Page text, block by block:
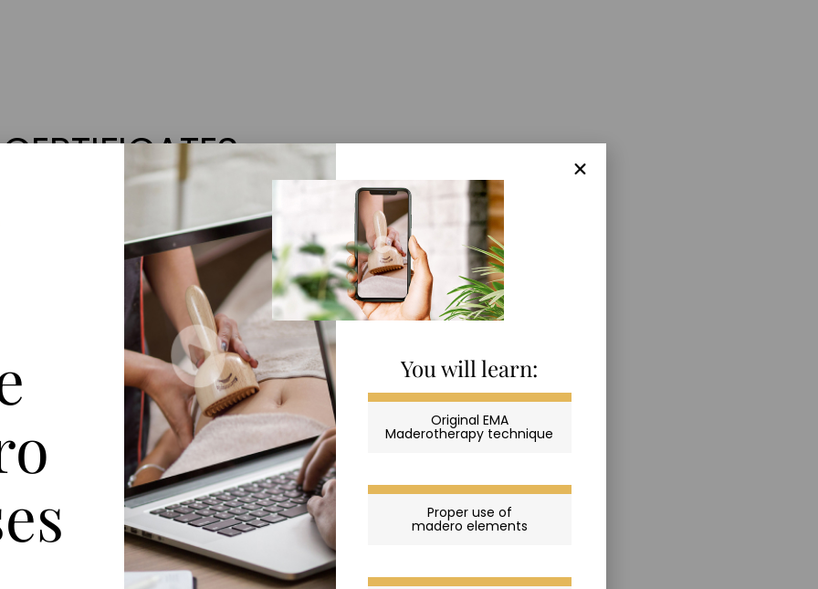
CERTIFICATES
You will learn:
Original EMA
Maderotherapy technique
Proper use of
madero elements